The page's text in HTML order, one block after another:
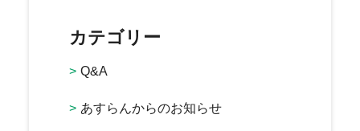
カテゴリー
Q&A
あすらんからのお知らせ